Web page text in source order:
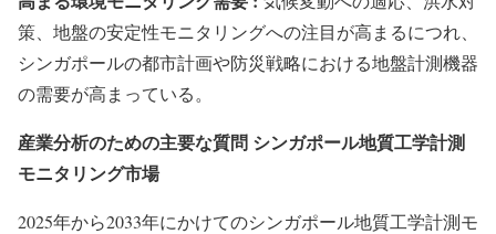
策、地盤の安定性モニタリングへの注目が高まるにつれ、
シンガポールの都市計画や防災戦略における地盤計測機器
の需要が高まっている。
産業分析のための主要な質問 シンガポール地質工学計測
モニタリング市場
2025年から2033年にかけてのシンガポール地質工学計測モ